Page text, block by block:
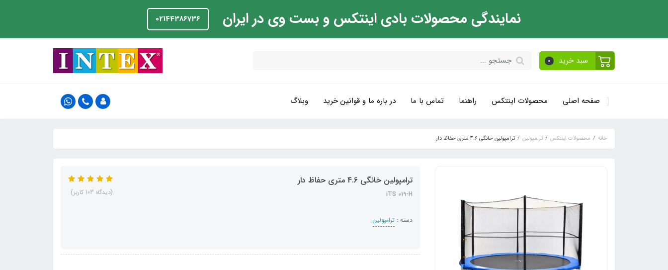
نمایندگی محصولات بادی اینتکس و بست وی در ایران 02144386736
سبد خرید 0
صفحه اصلی محصولات اینتکس راهنما تماس با ما در باره ما و قوانین خرید وبلاگ
خانه محصولات اینتکس ترامپولین ترامپولین خانگی 4.6 متری حفاظ دار
ترامپولین خانگی 4.6 متری حفاظ دار
iTS 019-H
دسته : ترامپولین
(دیدگاه 103 کاربر)